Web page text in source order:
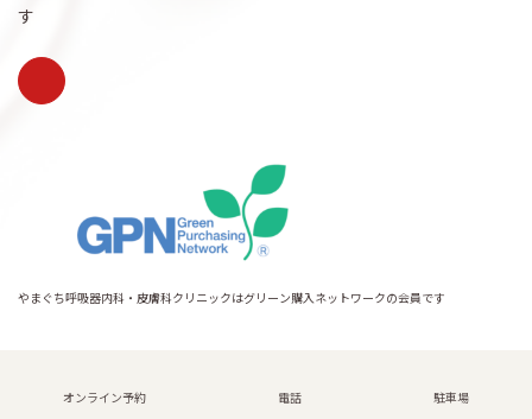
す
やまぐち呼吸器内科・皮膚科クリニックはグリーン購入ネットワークの会員です
オンライン予約 電話 駐車場